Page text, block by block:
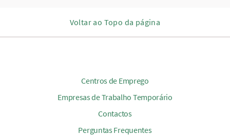
Voltar ao Topo da página
Centros de Emprego
Empresas de Trabalho Temporário
Contactos
Perguntas Frequentes